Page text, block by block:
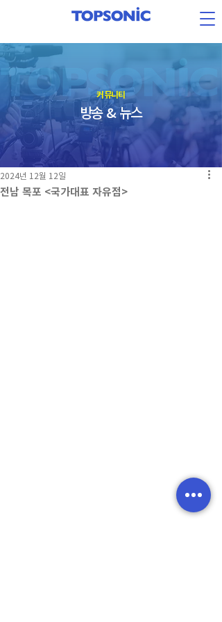
​커뮤니티
방송 & 뉴스
전남 목포 <국가대표 자유점>
2024년 12월 12일